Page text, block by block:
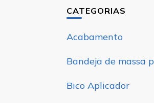
CATEGORIAS
Acabamento
Bandeja de massa
Bico Aplicador